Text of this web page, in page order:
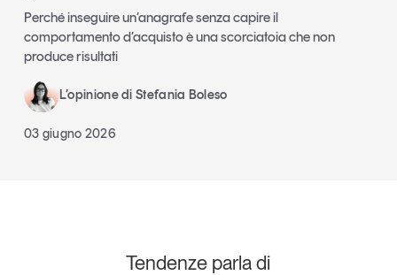
Perché inseguire un’anagrafe senza capire il
comportamento d’acquisto è una scorciatoia che non
produce risultati
L’opinione di Stefania Boleso
03 giugno 2026
Tendenze parla di